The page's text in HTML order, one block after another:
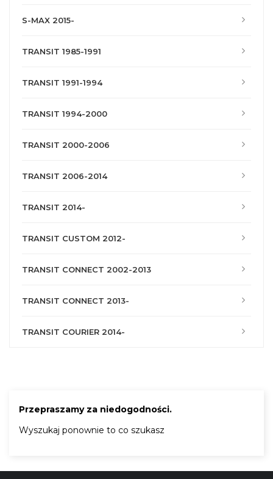
S-MAX 2015-
TRANSIT 1985-1991
TRANSIT 1991-1994
TRANSIT 1994-2000
TRANSIT 2000-2006
TRANSIT 2006-2014
TRANSIT 2014-
TRANSIT CUSTOM 2012-
TRANSIT CONNECT 2002-2013
TRANSIT CONNECT 2013-
TRANSIT COURIER 2014-
Przepraszamy za niedogodności.
Wyszukaj ponownie to co szukasz